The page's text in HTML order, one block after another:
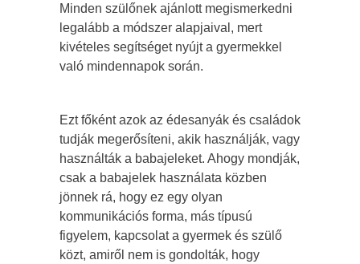
Minden szülőnek ajánlott megismerkedni
legalább a módszer alapjaival, mert
kivételes segítséget nyújt a gyermekkel
való mindennapok során.
Ezt főként azok az édesanyák és családok
tudják megerősíteni, akik használják, vagy
használták a babajeleket. Ahogy mondják,
csak a babajelek használata közben
jönnek rá, hogy ez egy olyan
kommunikációs forma, más típusú
figyelem, kapcsolat a gyermek és szülő
közt, amiről nem is gondolták, hogy